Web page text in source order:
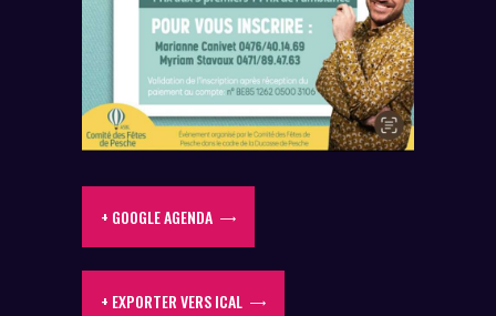
+ GOOGLE AGENDA
+ EXPORTER VERS ICAL